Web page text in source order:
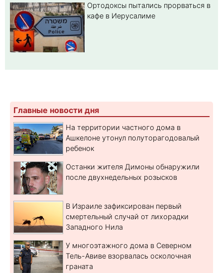
Ортодоксы пытались прорваться в
кафе в Иерусалиме
Главные новости дня
На территории частного дома в
Ашкелоне утонул полуторагодовалый
ребенок
Останки жителя Димоны обнаружили
после двухнедельных розысков
В Израиле зафиксирован первый
смертельный случай от лихорадки
Западного Нила
У многоэтажного дома в Северном
Тель-Авиве взорвалась осколочная
граната